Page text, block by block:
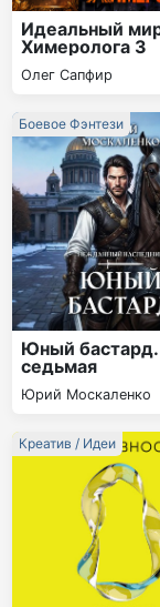
Идеальный
Химеролога 3
Олег Сапфир
Юный бастард.
седьмая
Юрий Москаленко
Боевое Фэнтези
Креатив / Идеи